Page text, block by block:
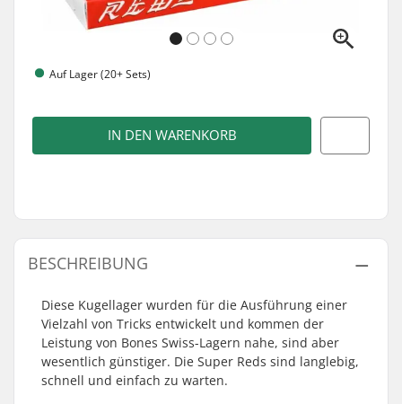
Auf Lager (20+ Sets)
IN DEN WARENKORB
BESCHREIBUNG
Diese Kugellager wurden für die Ausführung einer
Vielzahl von Tricks entwickelt und kommen der
Leistung von Bones Swiss-Lagern nahe, sind aber
wesentlich günstiger. Die Super Reds sind langlebig,
schnell und einfach zu warten.